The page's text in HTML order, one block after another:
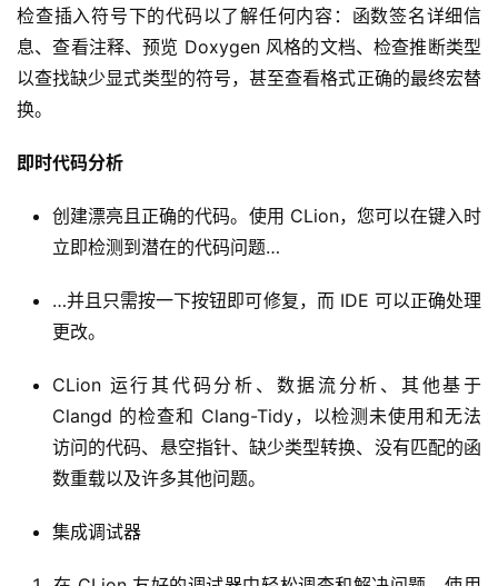
检查插入符号下的代码以了解任何内容：函数签名详细信
息、查看注释、预览 Doxygen 风格的文档、检查推断类型
以查找缺少显式类型的符号，甚至查看格式正确的最终宏替
换。
即时代码分析
创建漂亮且正确的代码。使用 CLion，您可以在键入时
立即检测到潜在的代码问题…
…并且只需按一下按钮即可修复，而 IDE 可以正确处理
更改。
CLion 运行其代码分析、数据流分析、其他基于
Clangd 的检查和 Clang-Tidy，以检测未使用和无法
访问的代码、悬空指针、缺少类型转换、没有匹配的函
数重载以及许多其他问题。
集成调试器